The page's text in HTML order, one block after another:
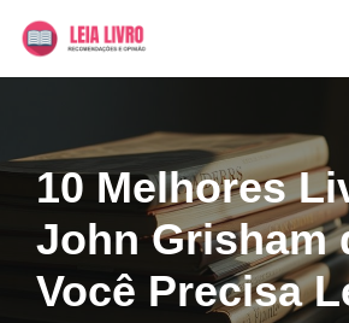
conteúdo
10 Melhores
John Grisham
Você Precisa